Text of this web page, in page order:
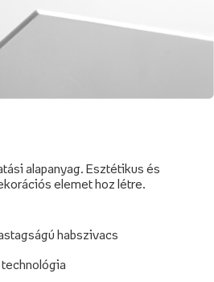
alapanyag. Esztétikus és
elemet hoz létre.
habszivacs